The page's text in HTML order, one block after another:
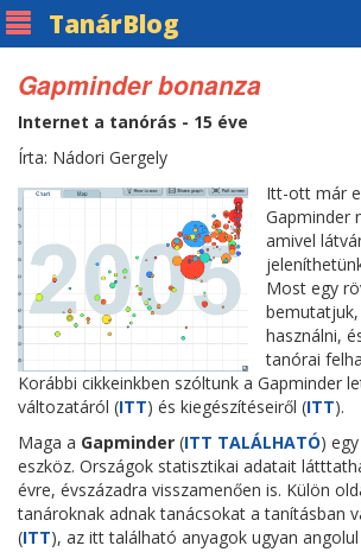
TanárBlog
Gapminder bonanza
Internet a tanórás - 15 éve
Írta: Nádori Gergely
Itt-ott már
Gapminder
amivel
Most egy
használni,
tanórai
Korábbi cikkeinkben szóltunk a Gapminder
változatáról (ITT) és kiegészítéseiről (ITT).
Maga a Gapminder (ITT TALÁLHATÓ)
eszköz. Országok statisztikai adatait
évre, évszázadra visszamenően is. Külön
tanároknak adnak tanácsokat a tanításban
(ITT), az itt található anyagok ugyan